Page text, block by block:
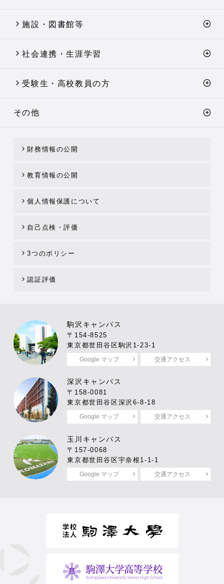
施設・図書館等
社会連携・生涯学習
受験生・高校教員の方
その他
財務情報の公開
教育情報の公開
個人情報保護について
自己点検・評価
3つのポリシー
認証評価
駒沢キャンパス
〒154-8525
東京都世田谷区駒沢1-23-1
Google マップ 交通アクセス
深沢キャンパス
〒158-0081
東京都世田谷区深沢6-8-18
Google マップ 交通アクセス
玉川キャンパス
〒157-0068
東京都世田谷区宇奈根1-1-1
Google マップ 交通アクセス